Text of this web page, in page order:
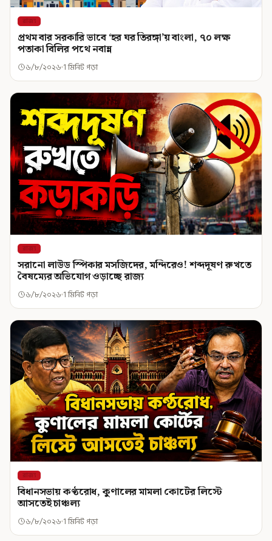
রাজ্য
প্রথম বার সরকারি ভাবে ‘হর ঘর তিরঙ্গা’য় বাংলা, ৭০ লক্ষ
পতাকা বিলির পথে নবান্ন
৬/৮/২০২৬ 1 মিনিট পড়া
রাজ্য
সরানো লাউড স্পিকার মসজিদের, মন্দিরেও! শব্দদূষণ রুখতে
বৈষম্যের অভিযোগ ওড়াচ্ছে রাজ্য
৬/৮/২০২৬ 1 মিনিট পড়া
রাজ্য
বিধানসভায় কণ্ঠরোধ, কুণালের মামলা কোর্টের লিস্টে
আসতেই চাঞ্চল্য
৬/৮/২০২৬ 1 মিনিট পড়া